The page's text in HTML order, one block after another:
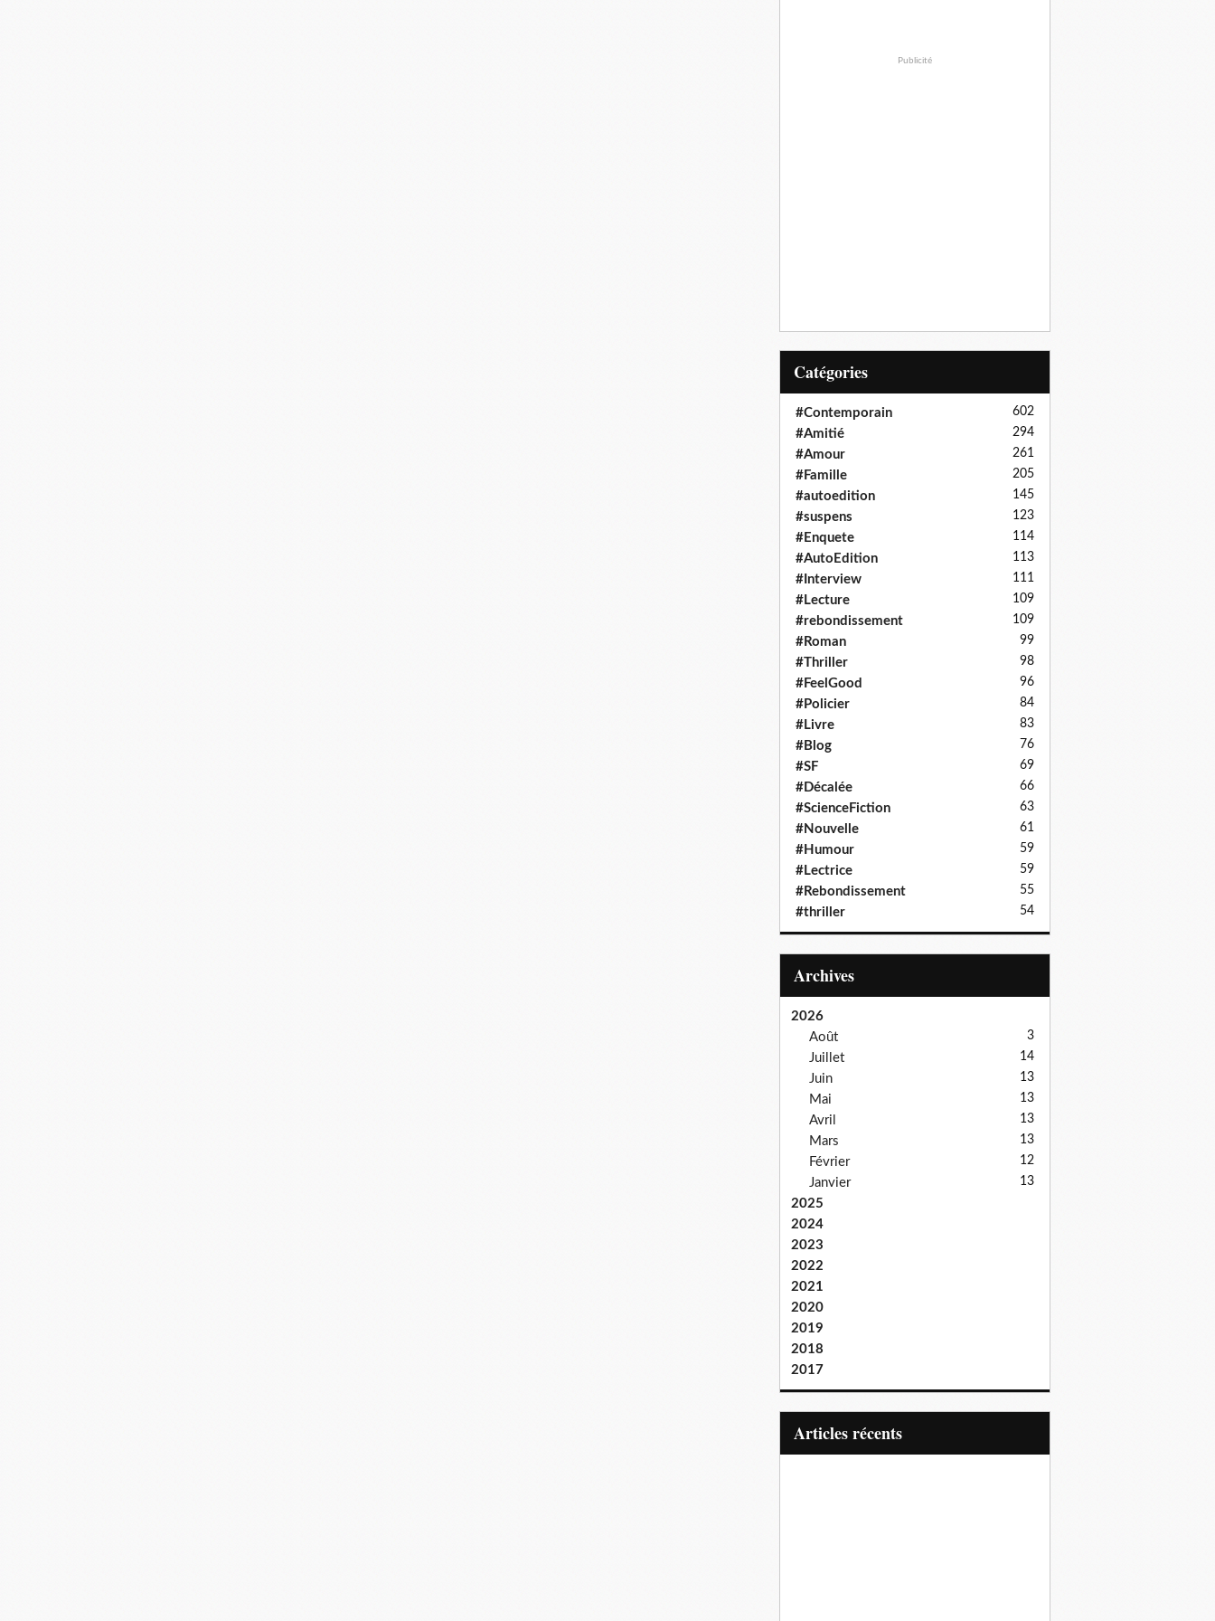
Publicité
Catégories
#Contemporain 602
#Amitié 294
#Amour 261
#Famille 205
#autoedition 145
#suspens 123
#Enquete 114
#AutoEdition 113
#Interview 111
#Lecture 109
#rebondissement 109
#Roman 99
#Thriller 98
#FeelGood 96
#Policier 84
#Livre 83
#Blog 76
#SF 69
#Décalée 66
#ScienceFiction 63
#Nouvelle 61
#Humour 59
#Lectrice 59
#Rebondissement 55
#thriller 54
Archives
2026
Août
3
Juillet 14
Juin 13
Mai 13
Avril 13
Mars 13
Février 12
Janvier 13
2025
2024
2023
2022
2021
2020
2019
2018
2017
articles récents